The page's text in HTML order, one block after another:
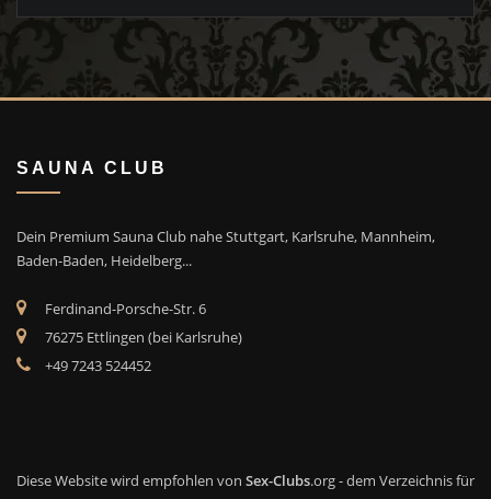
SAUNA CLUB
Dein Premium Sauna Club nahe Stuttgart, Karlsruhe, Mannheim,
Baden-Baden, Heidelberg...
Ferdinand-Porsche-Str. 6
76275 Ettlingen (bei Karlsruhe)
+49 7243 524452
Diese Website wird empfohlen von Sex-Clubs.org - dem Verzeichnis für